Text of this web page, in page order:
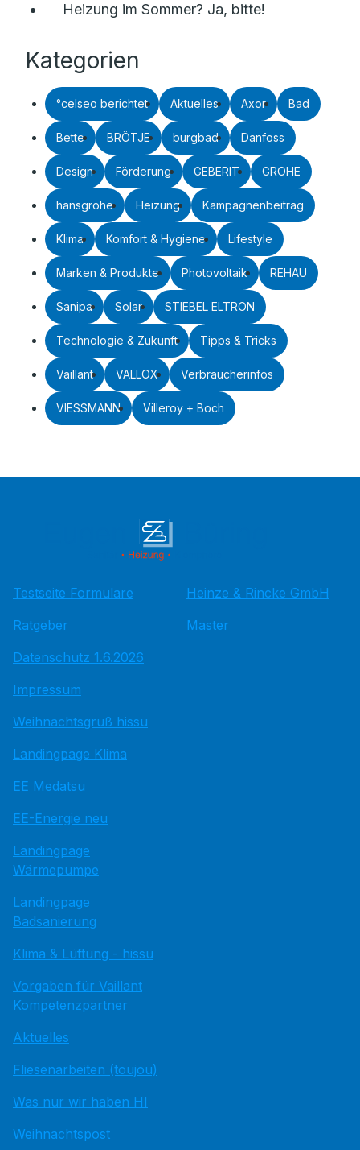
Heizung im Sommer? Ja, bitte!
Kategorien
°celseo berichtet Aktuelles Axor Bad
Bette BRÖTJE burgbad Danfoss
Design Förderung GEBERIT GROHE
hansgrohe Heizung Kampagnenbeitrag
Klima Komfort & Hygiene Lifestyle
Marken & Produkte Photovoltaik REHAU
Sanipa Solar STIEBEL ELTRON
Technologie & Zukunft Tipps & Tricks
Vaillant VALLOX Verbraucherinfos
VIESSMANN Villeroy + Boch
Testseite Formulare
Ratgeber
Datenschutz 1.6.2026
Impressum
Weihnachtsgruß hissu
Landingpage Klima
EE Medatsu
EE-Energie neu
Landingpage
Wärmepumpe
Landingpage
Badsanierung
Klima & Lüftung - hissu
Vorgaben für Vaillant
Kompetenzpartner
Aktuelles
Fliesenarbeiten (toujou)
Was nur wir haben HI
Weihnachtspost
Heinze & Rincke GmbH
Master